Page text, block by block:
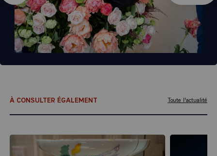
À CONSULTER ÉGALEMENT Toute l'actualité